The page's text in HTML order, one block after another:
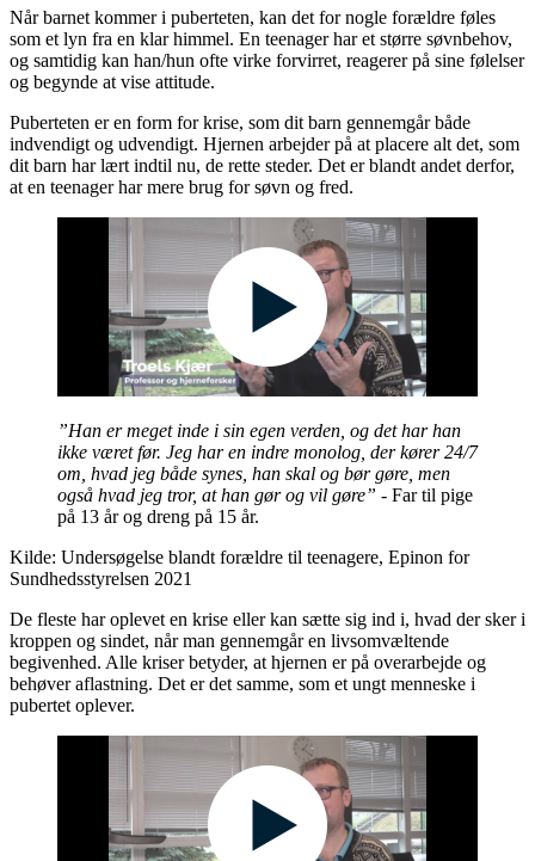
Når barnet kommer i puberteten, kan det for nogle forældre føles
som et lyn fra en klar himmel. En teenager har et større søvnbehov,
og samtidig kan han/hun ofte virke forvirret, reagerer på sine følelser
og begynde at vise attitude.
Puberteten er en form for krise, som dit barn gennemgår både
indvendigt og udvendigt. Hjernen arbejder på at placere alt det, som
dit barn har lært indtil nu, de rette steder. Det er blandt andet derfor,
at en teenager har mere brug for søvn og fred.
”Han er meget inde i sin egen verden, og det har han
ikke været før. Jeg har en indre monolog, der kører 24/7
om, hvad jeg både synes, han skal og bør gøre, men
også hvad jeg tror, at han gør og vil gøre” - Far til pige
på 13 år og dreng på 15 år.
Kilde: Undersøgelse blandt forældre til teenagere, Epinon for
Sundhedsstyrelsen 2021
De fleste har oplevet en krise eller kan sætte sig ind i, hvad der sker i
kroppen og sindet, når man gennemgår en livsomvæltende
begivenhed. Alle kriser betyder, at hjernen er på overarbejde og
behøver aflastning. Det er det samme, som et ungt menneske i
pubertet oplever.